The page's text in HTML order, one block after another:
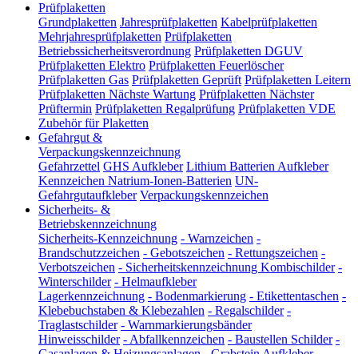
Prüfplaketten
Grundplaketten Jahresprüfplaketten Kabelprüfplaketten
Mehrjahresprüfplaketten Prüfplaketten
Betriebssicherheitsverordnung Prüfplaketten DGUV
Prüfplaketten Elektro Prüfplaketten Feuerlöscher
Prüfplaketten Gas Prüfplaketten Geprüft Prüfplaketten Leitern
Prüfplaketten Nächste Wartung Prüfplaketten Nächster
Prüftermin Prüfplaketten Regalprüfung Prüfplaketten VDE
Zubehör für Plaketten
Gefahrgut &
Verpackungskennzeichnung
Gefahrzettel GHS Aufkleber Lithium Batterien Aufkleber
Kennzeichen Natrium-Ionen-Batterien UN-
Gefahrgutaufkleber Verpackungskennzeichen
Sicherheits- &
Betriebskennzeichnung
Sicherheits-Kennzeichnung - Warnzeichen -
Brandschutzzeichen - Gebotszeichen - Rettungszeichen -
Verbotszeichen - Sicherheitskennzeichnung Kombischilder -
Winterschilder - Helmaufkleber
Lagerkennzeichnung - Bodenmarkierung - Etikettentaschen -
Klebebuchstaben & Klebezahlen - Regalschilder -
Traglastschilder - Warnmarkierungsbänder
Hinweisschilder - Abfallkennzeichen - Baustellen Schilder -